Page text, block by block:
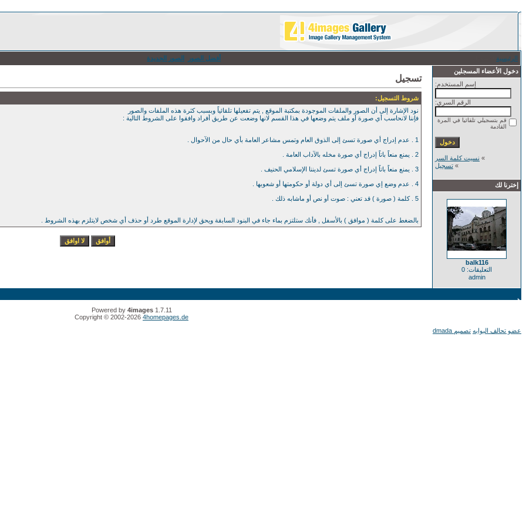
الرئيسية أفضل الصور
الصور الجديدة
دخول الأعضاء المسجلين
إسم المستخدم:
الرقم السري:
قم بتسجيلي تلقائيا في المرة
القادمة
» نسيت كلمة السر
» تسجيل
إخترنا لك
balk116
التعليقات: 0
admin
تسجيل
شروط التسجيل:
نود الإشارة إلى أن الصور والملفات الموجودة بمكتبة الموقع , يتم تفعيلها تلقائياً وبسبب كثرة هذه الملفات والصور
فإننا لانحاسب أي صورة أو ملف يتم وضعها في هذا القسم لانها وضعت عن طريق أفراد وافقوا على الشروط التالية :
1 . عدم إدراج أي صورة تسئ إلى الذوق العام وتمس مشاعر العامة بأي حال من الآحوال .
2 . يمنع منعاً باتاً إدراج أي صورة مخله بالآداب العامة .
3 . يمنع منعاً باتاً إدراج أي صورة تسئ لديننا الإسلامي الحنيف .
4 . عدم وضع إي صورة تسئ إلى أي دولة أو حكومتها أو شعوبها .
5 . كلمة ( صورة ) قد تعني : صوت أو نص أو ماشابه ذلك .
بالضغط على كلمة ( موافق ) بالأسفل , فأنك ستلتزم بماء جاء في البنود السابقة ويحق لإدارة الموقع طرد أو حذف أي شخص لايتلزم بهذه الشروط .
Powered by 4images1.7.11
Copyright © 2002-2026 4homepages.de
عضو تحالف البوابه تصميم dmada